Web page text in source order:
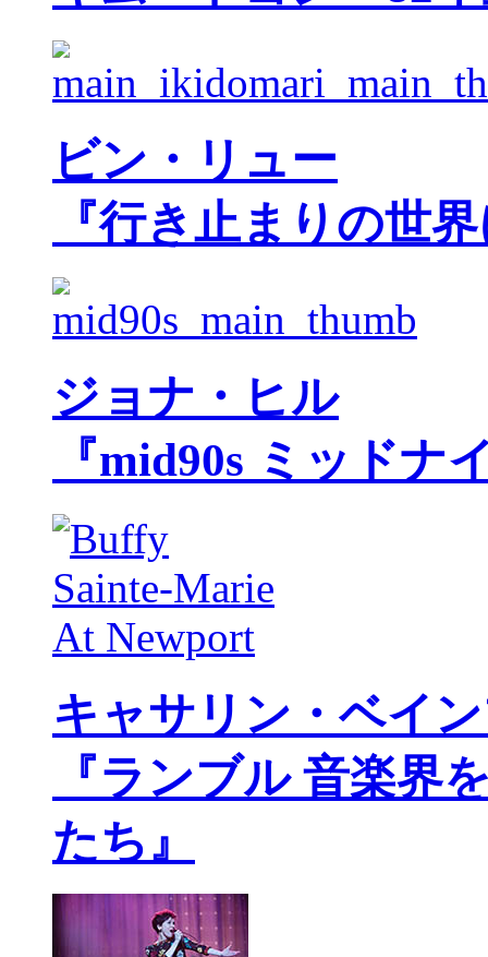
ビン・リュー
『行き止まりの世
ジョナ・ヒル
『mid90s ミッドナ
キャサリン・ベイ
『ランブル 音楽界
たち』